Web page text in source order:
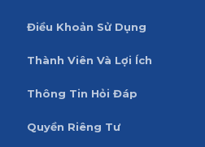
Điều Khoản Sử Dụng
Thành Viên Và Lợi Ích
Thông Tin Hỏi Đáp
Quyền Riêng Tư